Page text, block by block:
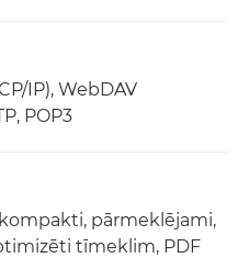
IP), WebDAV
POP3
pārmeklējami,
tīmeklim, PDF